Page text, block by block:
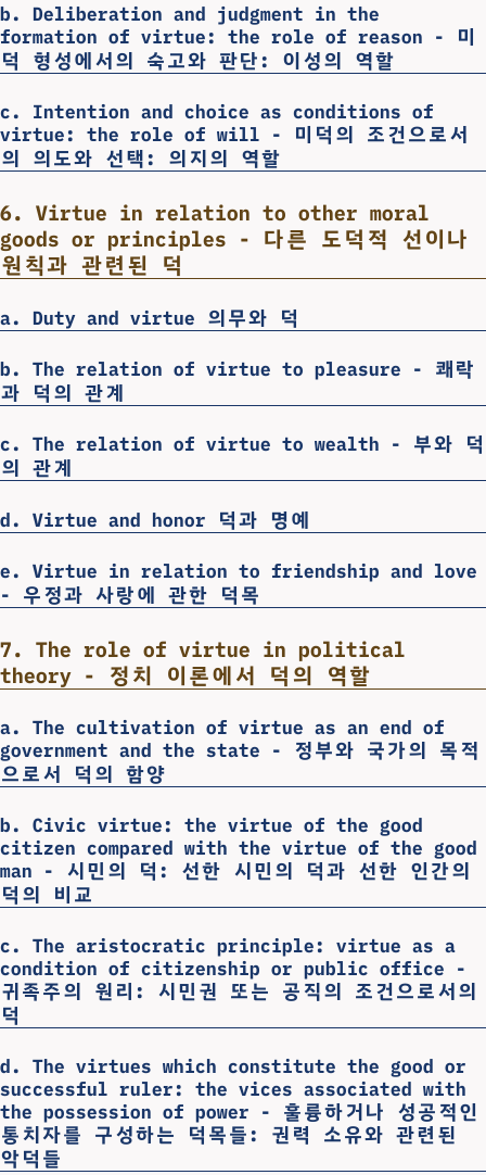
b. Deliberation and judgment in the
formation of virtue: the role of reason - 미
덕 형성에서의 숙고와 판단: 이성의 역할
c. Intention and choice as conditions of
virtue: the role of will - 미덕의 조건으로서
의 의도와 선택: 의지의 역할
6. Virtue in relation to other moral
goods or principles - 다른 도덕적 선이나
원칙과 관련된 덕
a. Duty and virtue 의무와 덕
b. The relation of virtue to pleasure - 쾌락
과 덕의 관계
c. The relation of virtue to wealth - 부와 덕
의 관계
d. Virtue and honor 덕과 명예
e. Virtue in relation to friendship and love
- 우정과 사랑에 관한 덕목
7. The role of virtue in political
theory - 정치 이론에서 덕의 역할
a. The cultivation of virtue as an end of
government and the state - 정부와 국가의 목적
으로서 덕의 함양
b. Civic virtue: the virtue of the good
citizen compared with the virtue of the good
man - 시민의 덕: 선한 시민의 덕과 선한 인간의
덕의 비교
c. The aristocratic principle: virtue as a
condition of citizenship or public office -
귀족주의 원리: 시민권 또는 공직의 조건으로서의
덕
d. The virtues which constitute the good or
successful ruler: the vices associated with
the possession of power - 훌륭하거나 성공적인
통치자를 구성하는 덕목들: 권력 소유와 관련된
악덕들